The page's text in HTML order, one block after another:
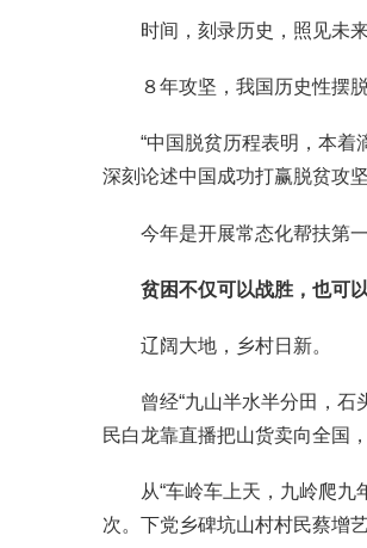
时间，刻录历史，照见未来
８年攻坚，我国历史性摆脱
“中国脱贫历程表明，本着滴
深刻论述中国成功打赢脱贫攻
今年是开展常态化帮扶第一
贫困不仅可以战胜，也可
辽阔大地，乡村日新。
曾经“九山半水半分田，石头
民白龙靠直播把山货卖向全国
从“车岭车上天，九岭爬九年
次。下党乡碑坑山村村民蔡增